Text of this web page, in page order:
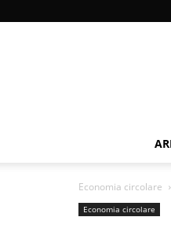
Economia circolare
Economia circolare